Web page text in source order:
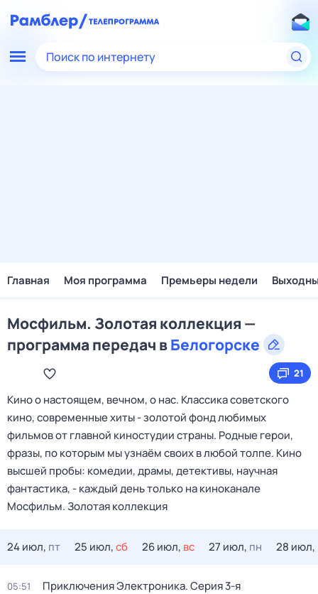
Поиск по интернету
Главная Моя программа Премьеры недели
Мосфильм. Золотая коллекция —
программа передач вБелогорске
21
Кино о настоящем, вечном, о нас. Классика советского
кино, современные хиты - золотой фонд любимых
фильмов от главной киностудии страны. Родные герои,
фразы, по которым мы узнаём своих в любой толпе. Кино
высшей пробы: комедии, драмы, детективы, научная
фантастика, - каждый день только на киноканале
Мосфильм. Золотая коллекция
24 июл, пт 25 июл,сб 26 июл, вс 27 июл, пн 28 июл,
05:51 Приключения Электроника. Серия 3-я